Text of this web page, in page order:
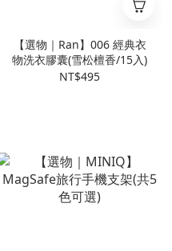
【選物｜Ran】006 經典衣
物洗衣膠囊(雪松檀香/15入)
NT$495